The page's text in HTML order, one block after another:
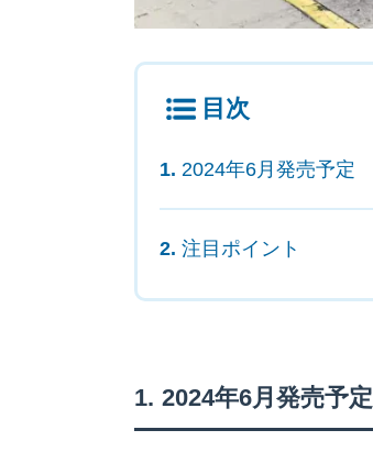
目次
2024年6月発売予定
注目ポイント
2024年6月発売予定